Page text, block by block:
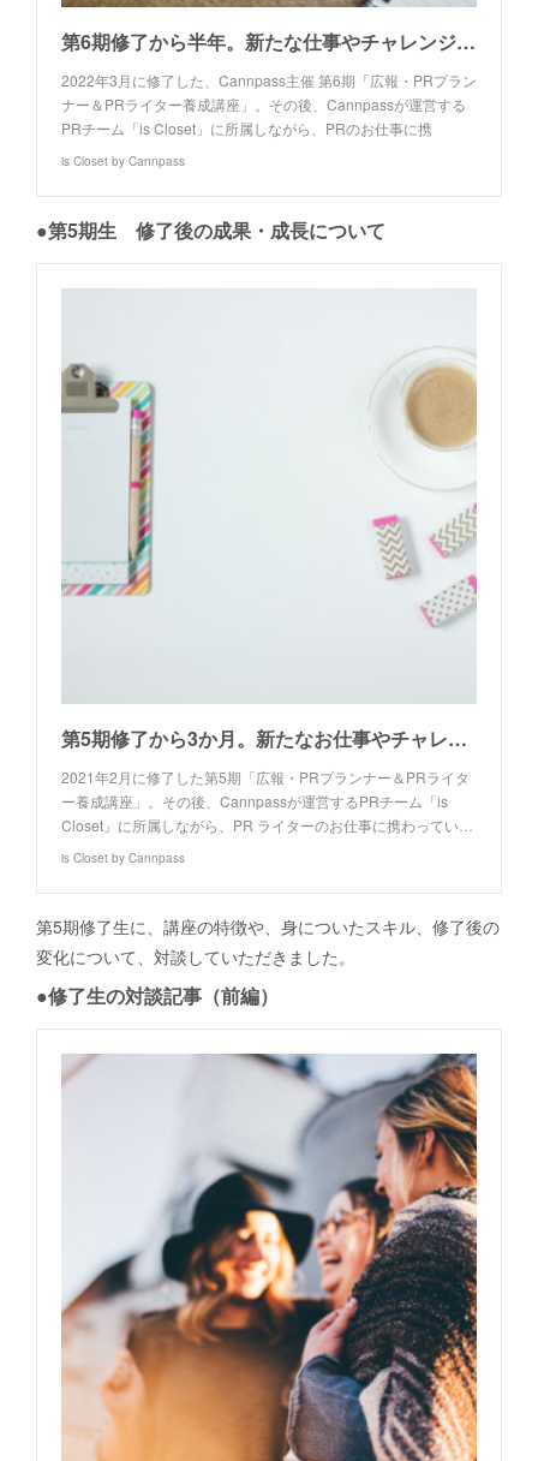
第6期修了から半年。新たな仕事やチャレンジへの歩みと変化【PRライターの仕事を契約できた・伝わる記事が書けるようになった・本業でプレスリリース執筆を任された】広報・PRプランナー＆PRライター養成講座
2022年3月に修了した、Cannpass主催 第6期「広報・PRプラン
ナー＆PRライター養成講座」。その後、Cannpassが運営する
PRチーム「is Closet」に所属しながら、PRのお仕事に携
is Closet by Cannpass
●第5期生 修了後の成果・成長について
第5期修了から3か月。新たなお仕事やチャレンジへの歩みと変化【ご仕事のご依頼をいただけた・伝わる記事が書けるようになった・理想の働き方がイメージできた】～広報・PRプランナー＆PRライター養成講座〜
2021年2月に修了した第5期「広報・PRプランナー＆PRライタ
ー養成講座」。その後、Cannpassが運営するPRチーム「is
Closet」に所属しながら、PR ライターのお仕事に携わってい…
is Closet by Cannpass
第5期修了生に、講座の特徴や、身についたスキル、修了後の
変化について、対談していただきました。
●修了生の対談記事（前編）